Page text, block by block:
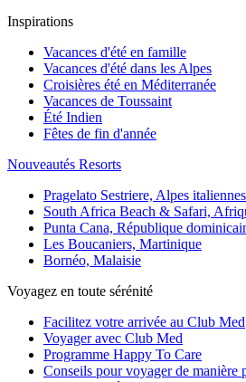
Inspirations
Vacances d'été en famille
Vacances d'été dans les Alpes
Croisières été en Méditerranée
Vacances de Toussaint
Été Indien
Fêtes de fin d'année
Nouveautés Resorts
Pragelato Sestriere, Alpes italiennes
South Africa Beach & Safari,
Punta Cana, République
Les Boucaniers, Martinique
Bornéo, Malaisie
Voyagez en toute sérénité
Facilitez votre arrivée au Club Med
Voyager avec Club Med
Programme Happy To Care
Conseils pour voyager de manière